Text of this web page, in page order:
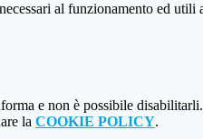
al funzionamento ed utili
e non è possibile disabilitarli.
la COOKIE POLICY.